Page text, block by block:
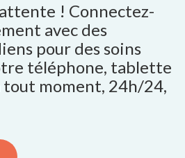
! Connectez-
avec des
pour des soins
téléphone, tablette
tout moment, 24h/24,